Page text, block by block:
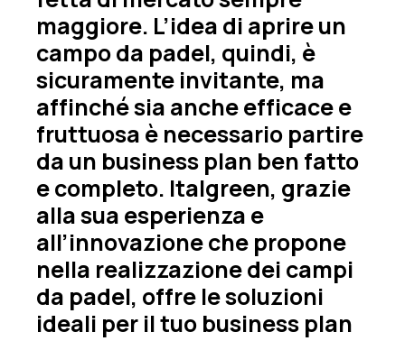
maggiore. L’idea di aprire un
campo da padel, quindi, è
sicuramente invitante, ma
affinché sia anche efficace e
fruttuosa è necessario partire
da un business plan ben fatto
e completo. Italgreen, grazie
alla sua esperienza e
all’innovazione che propone
nella realizzazione dei campi
da padel, offre le soluzioni
ideali per il tuo business plan